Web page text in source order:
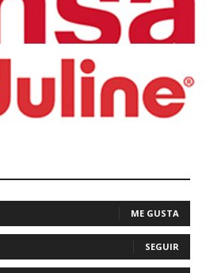
ME GUSTA
SEGUIR